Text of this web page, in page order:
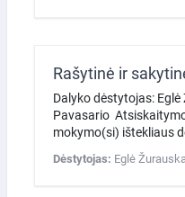
Rašytinė ir
Dalyko dėstytojas:
Pavasario
mokymo(si) ištekliaus
Dėstytojas: Eglė